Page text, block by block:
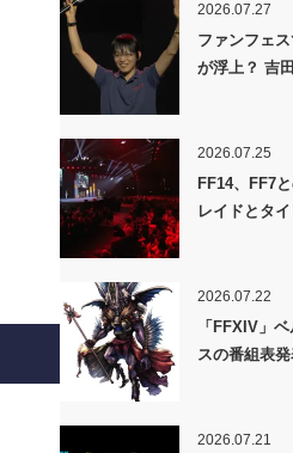
2026.07.27
ファンフェ
が浮上？ 吉
2026.07.25
FF14、FF7
レイドとタ
2026.07.22
「FFXIV」
スの番組表
2026.07.21